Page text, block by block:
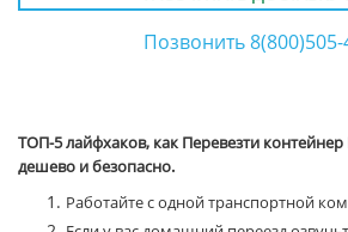
Позвонить 8(800)505-
ТОП-5 лайфхаков, как Перевезти
дешево и безопасно.
Работайте с одной транспортной